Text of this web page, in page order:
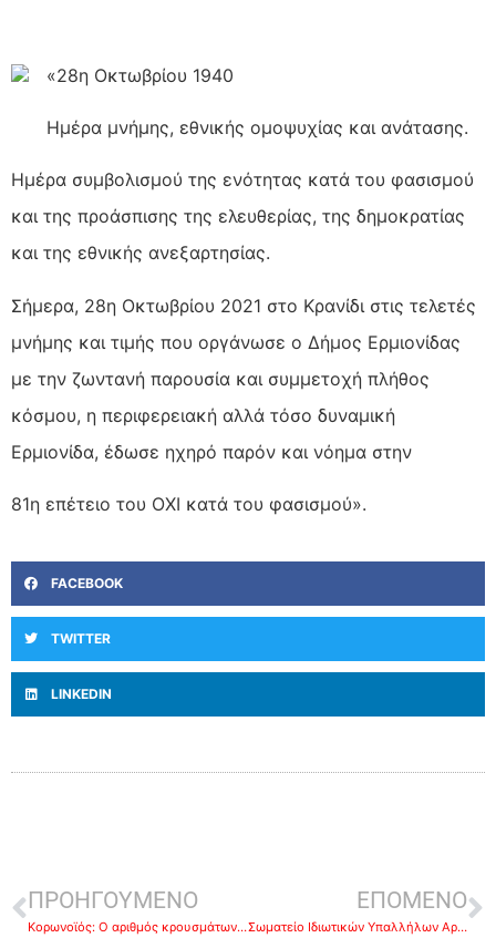
«28η Οκτωβρίου 1940
Ημέρα μνήμης, εθνικής ομοψυχίας και ανάτασης.
Ημέρα συμβολισμού της ενότητας κατά του φασισμού
και της προάσπισης της ελευθερίας, της δημοκρατίας
και της εθνικής ανεξαρτησίας.
Σήμερα, 28η Οκτωβρίου 2021 στο Κρανίδι στις τελετές
μνήμης και τιμής που οργάνωσε ο Δήμος Ερμιονίδας
με την ζωντανή παρουσία και συμμετοχή πλήθος
κόσμου, η περιφερειακή αλλά τόσο δυναμική
Ερμιονίδα, έδωσε ηχηρό παρόν και νόημα στην
81η επέτειο του ΟΧΙ κατά του φασισμού».
FACEBOOK
TWITTER
LINKEDIN
ΠΡΟΗΓΟΥΜΕΝΟ
Κορωνοϊός: O αριθμός κρουσμάτων στην Περιφέρεια Πελοποννήσου-Η κατανομή ανά Π.Ε
ΕΠΟΜΕΝΟ
Σωματείο Ιδιωτικών Υπαλλήλων Αργολίδας: Να ανακληθεί η δίωξη των 19 που δικάζονται στο Ναύπλιο για παρακώλυση πλειστηριασμών